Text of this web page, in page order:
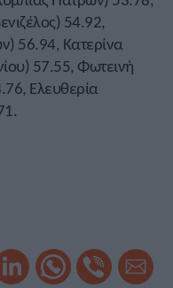
54.92,
56.94, Κατερίνα
57.55, Φωτεινή
Ελευθερία